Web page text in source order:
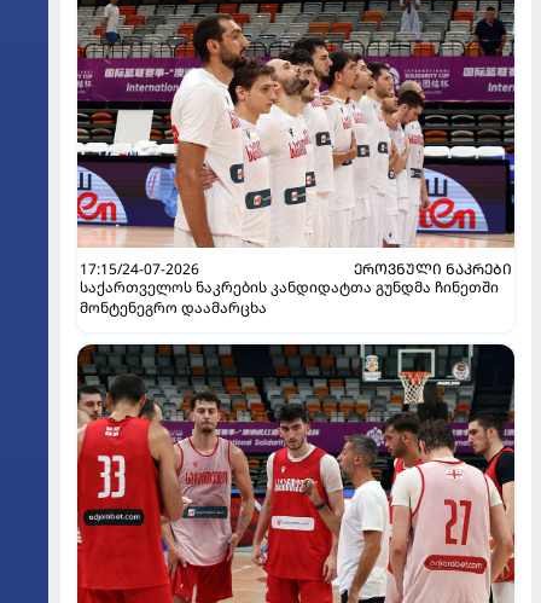
17:15/24-07-2026
ᲔᲠᲝᲕᲜᲣᲚᲘ ᲜᲐᲙᲠᲔᲑᲘ
საქართველოს ნაკრების კანდიდატთა გუნდმა ჩინეთში
მონტენეგრო დაამარცხა